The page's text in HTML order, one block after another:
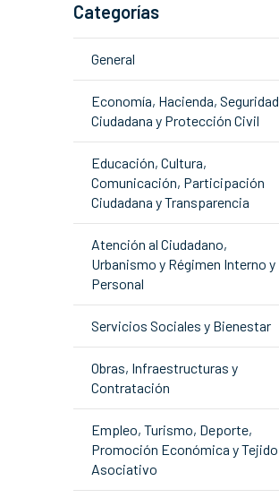
Categorías
General
Economía, Hacienda, Seguridad
Ciudadana y Protección Civil
Educación, Cultura,
Comunicación, Participación
Ciudadana y Transparencia
Atención al Ciudadano,
Urbanismo y Régimen Interno y
Personal
Servicios Sociales y Bienestar
Obras, Infraestructuras y
Contratación
Empleo, Turismo, Deporte,
Promoción Económica y Tejido
Asociativo